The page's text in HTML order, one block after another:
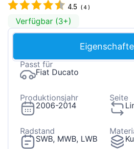
4.5 (4 )
Verfügbar (3+)
Passt für
Fiat Ducato
Produktionsjahr
2006-2014
Seite
Radstand
SWB, MWB, LWB